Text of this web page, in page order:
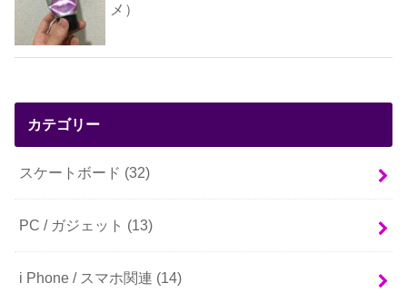
メ）
カテゴリー
スケートボード (32)
PC / ガジェット (13)
i Phone / スマホ関連 (14)